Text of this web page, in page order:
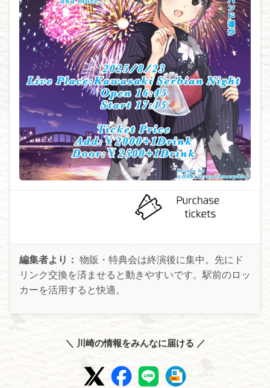
編集者より： 物販・特典会は終演後に集中。先にド
リンク交換を済ませると動きやすいです。駅前のロッ
カーを活用すると快適。
＼ 川崎の情報をみんなに届ける ／